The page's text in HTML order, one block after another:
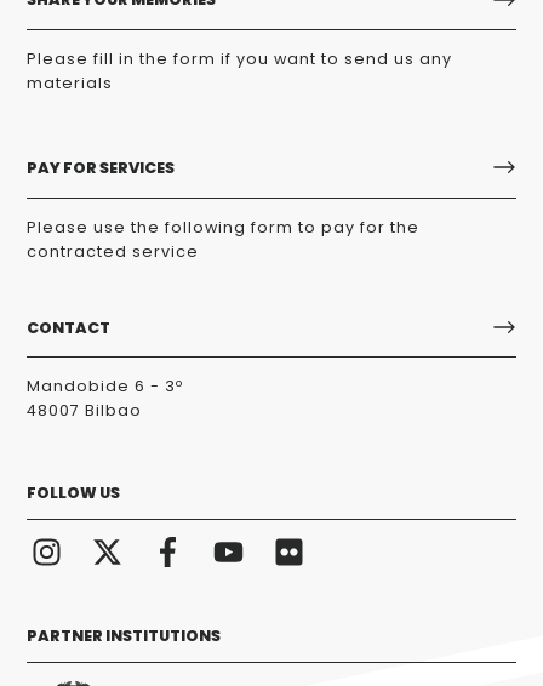
Please fill in the form if you want to send us any
materials
PAY FOR SERVICES
Please use the following form to pay for the
contracted service
CONTACT
Mandobide 6 - 3º
48007 Bilbao
FOLLOW US
PARTNER INSTITUTIONS